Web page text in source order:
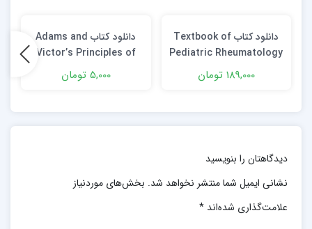
دانلود کتاب Textbook of
Pediatric Rheumatology
9th Edition
189,000 تومان
دانلود كتاب Adams and
Victor’s Principles of
Neurology 12th Edition
5,000 تومان
دیدگاهتان را بنویسید
نشانی ایمیل شما منتشر نخواهد شد. بخش‌های موردنیاز
علامت‌گذاری شده‌اند *